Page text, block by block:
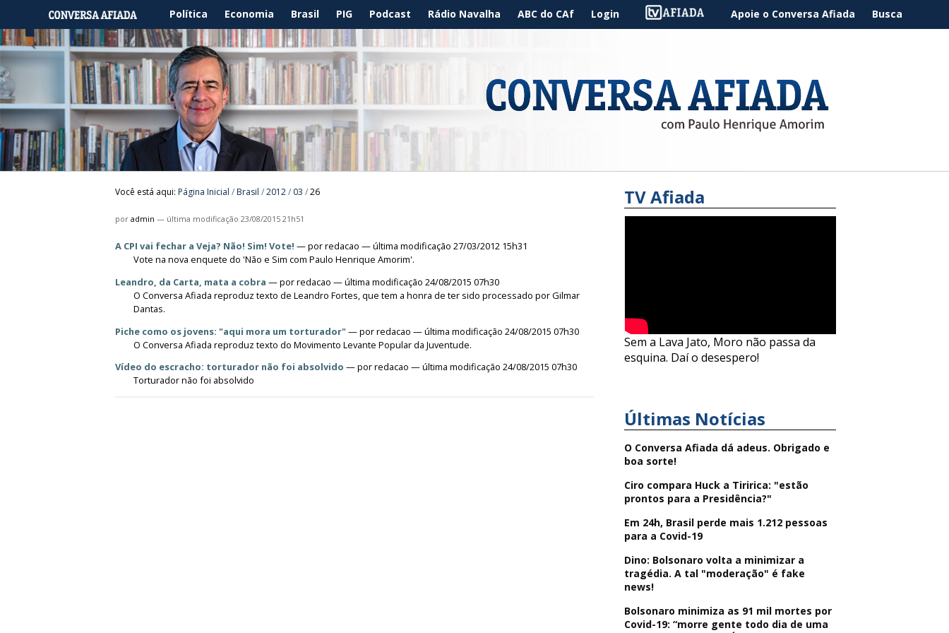
Política Economia Brasil PIG Podcast Rádio Navalha ABC do CAf Login Apoie o Conversa Afiada Busca
Você está aqui: Página Inicial / Brasil /2012/ 03 /26
poradmin — última modificação 23/08/2015 21h51
A CPI vai fechar a Veja? Não! Sim! Vote! —porredacao — última modificação 27/03/2012 15h31
Vote na nova enquete do 'Não e Sim com Paulo Henrique Amorim'.
Leandro, da Carta, mata a cobra —porredacao — última modificação 24/08/2015 07h30
O Conversa Afiada reproduz texto de Leandro Fortes, que tem a honra de ter sido processado por Gilmar
Dantas.
Piche como os jovens: "aqui mora um torturador"—porredacao — última modificação 24/08/2015 07h30
O Conversa Afiada reproduz texto do Movimento Levante Popular da Juventude.
Vídeo do escracho: torturador não foi absolvido —porredacao — última modificação 24/08/2015 07h30
Torturador não foi absolvido
TV Afiada
Sem a Lava Jato, Moro não passa da
esquina. Daí o desespero!
Últimas Notícias
O Conversa Afiada dá adeus. Obrigado e
boa sorte!
Ciro compara Huck a Tiririca: "estão
prontos para a Presidência?"
Em 24h, Brasil perde mais 1.212 pessoas
para a Covid-19
Dino: Bolsonaro volta a minimizar a
tragédia. A tal "moderação" é fake
news!
Bolsonaro minimiza as 91 mil mortes por
Covid-19: “morre gente todo dia de uma